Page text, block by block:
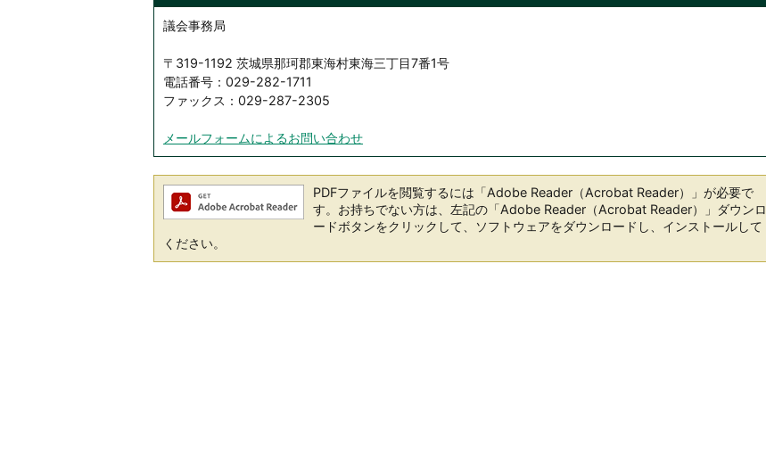
議会事務局
〒319-1192 茨城県那珂郡東海村東海三丁目7番1号
電話番号：029-282-1711
ファックス：029-287-2305
メールフォームによるお問い合わせ
PDFファイルを閲覧するには「Adobe Reader（Acrobat Reader）」が必要で
す。お持ちでない方は、左記の「Adobe Reader（Acrobat Reader）」ダウンロ
ードボタンをクリックして、ソフトウェアをダウンロードし、インストールして
ください。